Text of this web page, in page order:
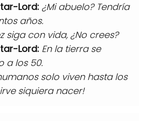
Lord: ¿Mi abuelo? Tendría
años.
siga con vida, ¿No crees?
Lord: En la tierra se
a los 50.
solo viven hasta los
siquiera nacer!